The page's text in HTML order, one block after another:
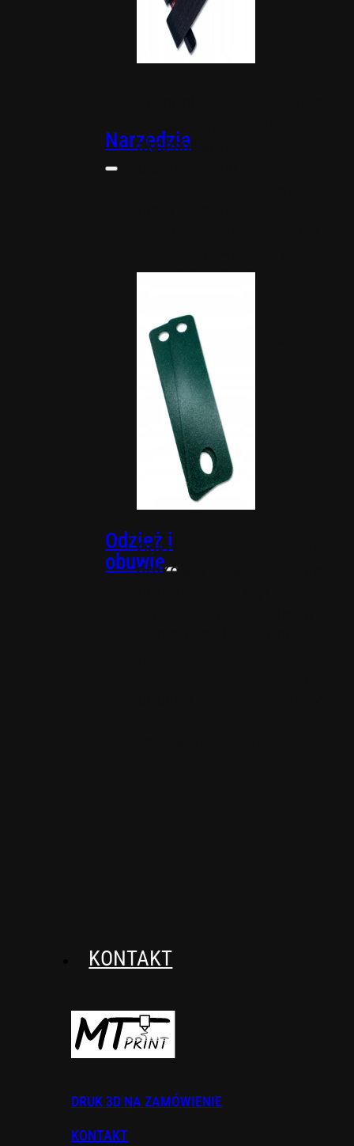
Narzędzia
akcesoriami
utrzymać porządek.
Uchwyty
magnetyczne
Wkładki
PACKOUT
Odzież i
obuwieOdkryj akcesoria
drukowane w 3D, które
KONTAKT
DRUK 3D NA ZAMÓWIENIE
KONTAKT